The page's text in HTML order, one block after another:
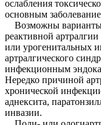
ослабления
основным
Возможны варианты
реактивной
или урогенитальных
артралгического
инфекционным
Нередко причиной
хронической
аднексита,
инвазии.